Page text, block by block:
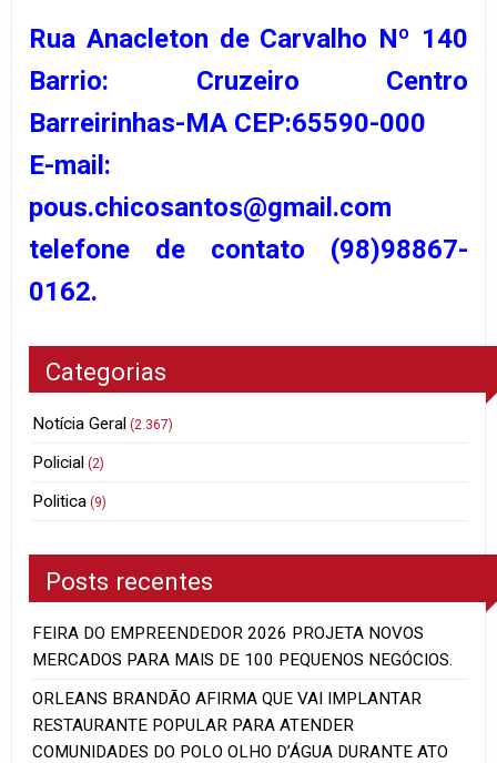
Rua Anacleton de Carvalho Nº 140
Barrio: Cruzeiro Centro
Barreirinhas-MA CEP:65590-000
E-mail:
pous.chicosantos@gmail.com
telefone de contato (98)98867-
0162.
Categorias
Notícia Geral (2.367)
Policial (2)
Politica (9)
Posts recentes
FEIRA DO EMPREENDEDOR 2026 PROJETA NOVOS
MERCADOS PARA MAIS DE 100 PEQUENOS NEGÓCIOS.
ORLEANS BRANDÃO AFIRMA QUE VAI IMPLANTAR
RESTAURANTE POPULAR PARA ATENDER
COMUNIDADES DO POLO OLHO D’ÁGUA DURANTE ATO